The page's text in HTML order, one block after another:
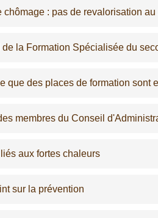
: pas de revalorisation
la Formation Spécialisée du
que des places de formation sont
membres du Conseil
aux fortes chaleurs
sur la prévention